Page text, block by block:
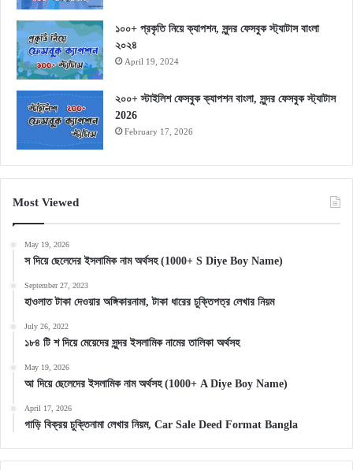
১০০+ প্রকৃতি নিয়ে ক্যাপশন, সুন্দর ফেসবুক স্ট্যাটাস বাংলা
২০২৪
April 19, 2024
২০০+ স্টাইলিশ ফেসবুক ক্যাপশন বাংলা, সুন্দর ফেসবুক স্ট্যাটাস
2026
February 17, 2026
Most Viewed
May 19, 2026
স দিয়ে ছেলেদের ইসলামিক নাম অর্থসহ (1000+ S Diye Boy Name)
September 27, 2023
হাওলাত টাকা দেওয়ার অঙ্গিকারনামা, টাকা ধারের চুক্তিপত্র লেখার নিয়ম
July 26, 2022
১৮৪ টি শ দিয়ে মেয়েদের সুন্দর ইসলামিক নামের তালিকা অর্থসহ
May 19, 2026
আ দিয়ে ছেলেদের ইসলামিক নাম অর্থসহ (1000+ A Diye Boy Name)
April 17, 2026
গাড়ি বিক্রয় চুক্তিনামা লেখার নিয়ম, Car Sale Deed Format Bangla